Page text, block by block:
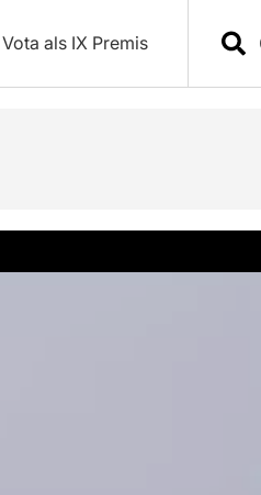
Vota als IX Premis